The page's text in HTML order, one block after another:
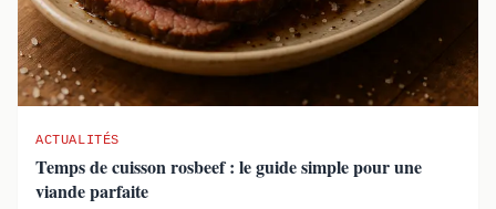
ACTUALITÉS
Temps de cuisson rosbeef : le guide simple pour une
viande parfaite